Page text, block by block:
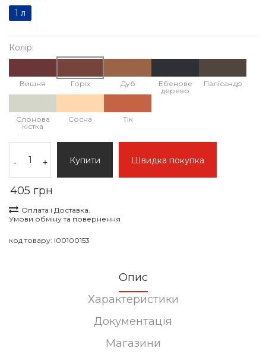
1 л
Колір:
Вишня Горіх Дуб
Ебенове
дерево
Палісандр
Слонова
кістка
Сосна Тік
- + Купити Швидка покупка
405 грн
Оплата і Доставка.
Умови обміну та повернення
код товару: i00100153
Опис
Характеристики
Документація
Магазини